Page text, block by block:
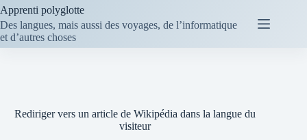
Passer
au
contenu
Apprenti polyglotte
Des langues, mais aussi des voyages, de l’informatique
et d’autres choses
Rediriger vers un article de Wikipédia dans la langue du
visiteur